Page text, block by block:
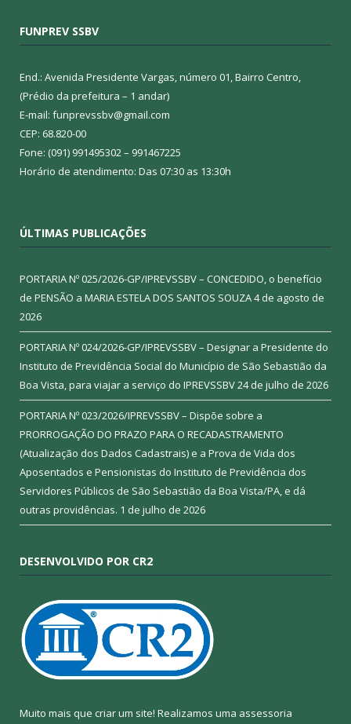
FUNPREV SSBV
End.: Avenida Presidente Vargas, número 01, Bairro Centro,
(Prédio da prefeitura – 1 andar)
E-mail: funprevssbv@gmail.com
CEP: 68.820-00
Fone: (091) 991495302 – 991467225
Horário de atendimento: Das 07:30 as 13:30h
ÚLTIMAS PUBLICAÇÕES
PORTARIA Nº 025/2026-GP/IPREVSSBV – CONCEDIDO, o benefício
de PENSÃO a MARIA ESTELA DOS SANTOS SOUZA4 de agosto de
2026
PORTARIA Nº 024/2026-GP/IPREVSSBV – Designar a Presidente do
Instituto de Previdência Social do Município de São Sebastião da
Boa Vista, para viajar a serviço do IPREVSSBV24 de julho de 2026
PORTARIA Nº 023/2026/IPREVSSBV – Dispõe sobre a
PRORROGAÇÃO DO PRAZO PARA O RECADASTRAMENTO
(Atualização dos Dados Cadastrais) e a Prova de Vida dos
Aposentados e Pensionistas do Instituto de Previdência dos
Servidores Públicos de São Sebastião da Boa Vista/PA, e dá
outras providências. 1 de julho de 2026
DESENVOLVIDO POR CR2
Muito mais que criar um site! Realizamos uma assessoria